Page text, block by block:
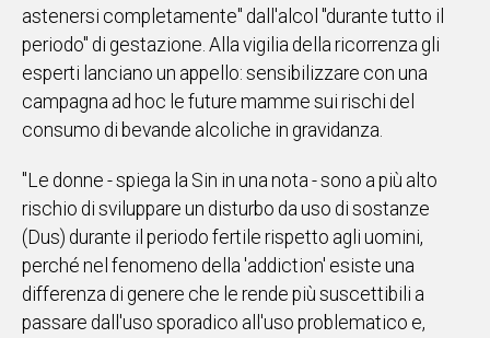
UNISCITI
AL CANALE
Social
astenersi completamente" dall'alcol "durante tutto il
periodo" di gestazione. Alla vigilia della ricorrenza gli
esperti lanciano un appello: sensibilizzare con una
campagna ad hoc le future mamme sui rischi del
consumo di bevande alcoliche in gravidanza.
"Le donne - spiega la Sin in una nota - sono a più alto
rischio di sviluppare un disturbo da uso di sostanze
(Dus) durante il periodo fertile rispetto agli uomini,
perché nel fenomeno della 'addiction' esiste una
differenza di genere che le rende più suscettibili a
passare dall'uso sporadico all'uso problematico e,